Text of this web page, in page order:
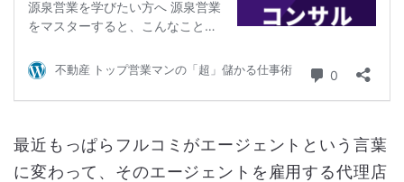
最近もっぱらフルコミがエージェントという言葉
に変わって、そのエージェントを雇用する代理店